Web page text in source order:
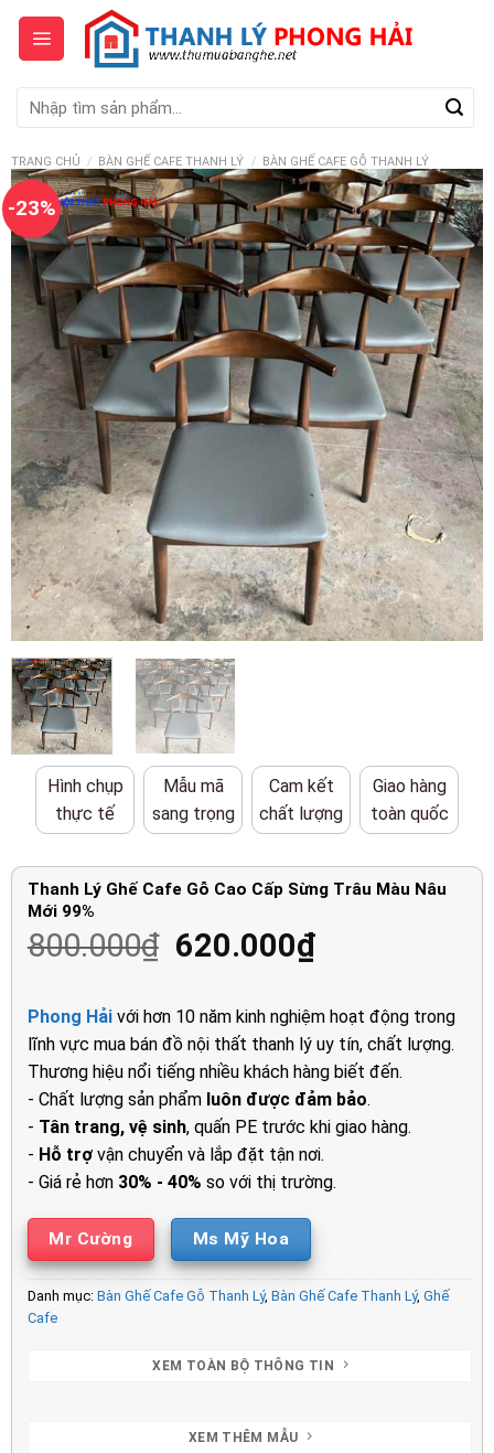
Skip
content
kiếm:
TRANG CHỦ / BÀN GHẾ CAFE THANH LÝ / BÀN GHẾ CAFE GỖ THANH LÝ
-23%
Hình chụp
thực tế
Mẫu mã
sang trọng
Cam kết
chất lượng
Giao hàng
toàn quốc
Thanh Lý Ghế Cafe Gỗ Cao Cấp Sừng Trâu Màu Nâu
Mới 99%
800.000₫ Giá
là:
800.000₫.
620.000₫Giá
tại
là:
620.000₫.
Phong Hảivới hơn 10 năm kinh nghiệm hoạt động trong
lĩnh vực mua bán đồ nội thất thanh lý uy tín, chất lượng.
Thương hiệu nổi tiếng nhiều khách hàng biết đến.
- Chất lượng sản phẩm luôn được đảm bảo.
- Tân trang, vệ sinh, quấn PE trước khi giao hàng.
- Hỗ trợvận chuyển và lắp đặt tận nơi.
- Giá rẻ hơn 30% - 40% so với thị trường.
Mr Cường Ms Mỹ Hoa
Danh mục: Bàn Ghế Cafe Gỗ Thanh Lý, Bàn Ghế Cafe Thanh Lý, Ghế
Cafe
XEM TOÀN BỘ THÔNG TIN
XEM THÊM MẪU